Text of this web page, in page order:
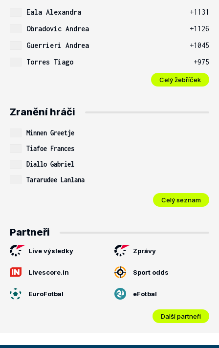
Eala Alexandra
+1131
Obradovic Andrea
+1126
Guerrieri Andrea
+1045
Torres Tiago
+975
Celý žebříček
Zranění hráči
Minnen Greetje
Tiafoe Frances
Diallo Gabriel
Tararudee Lanlana
Celý seznam
Partneři
Live výsledky Zprávy
Livescore.in Sport odds
EuroFotbal eFotbal
Další partneři